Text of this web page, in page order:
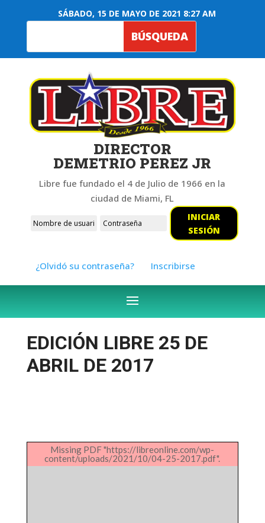
SÁBADO, 15 DE MAYO DE 2021 8:27 AM
DIRECTOR
DEMETRIO PEREZ JR
Libre fue fundado el 4 de Julio de 1966 en la
ciudad de Miami, FL
INICIAR
SESIÓN
¿Olvidó su contraseña? Inscribirse
EDICIÓN LIBRE 25 DE
ABRIL DE 2017
Missing PDF "https://libreonline.com/wp-
content/uploads/2021/10/04-25-2017.pdf".